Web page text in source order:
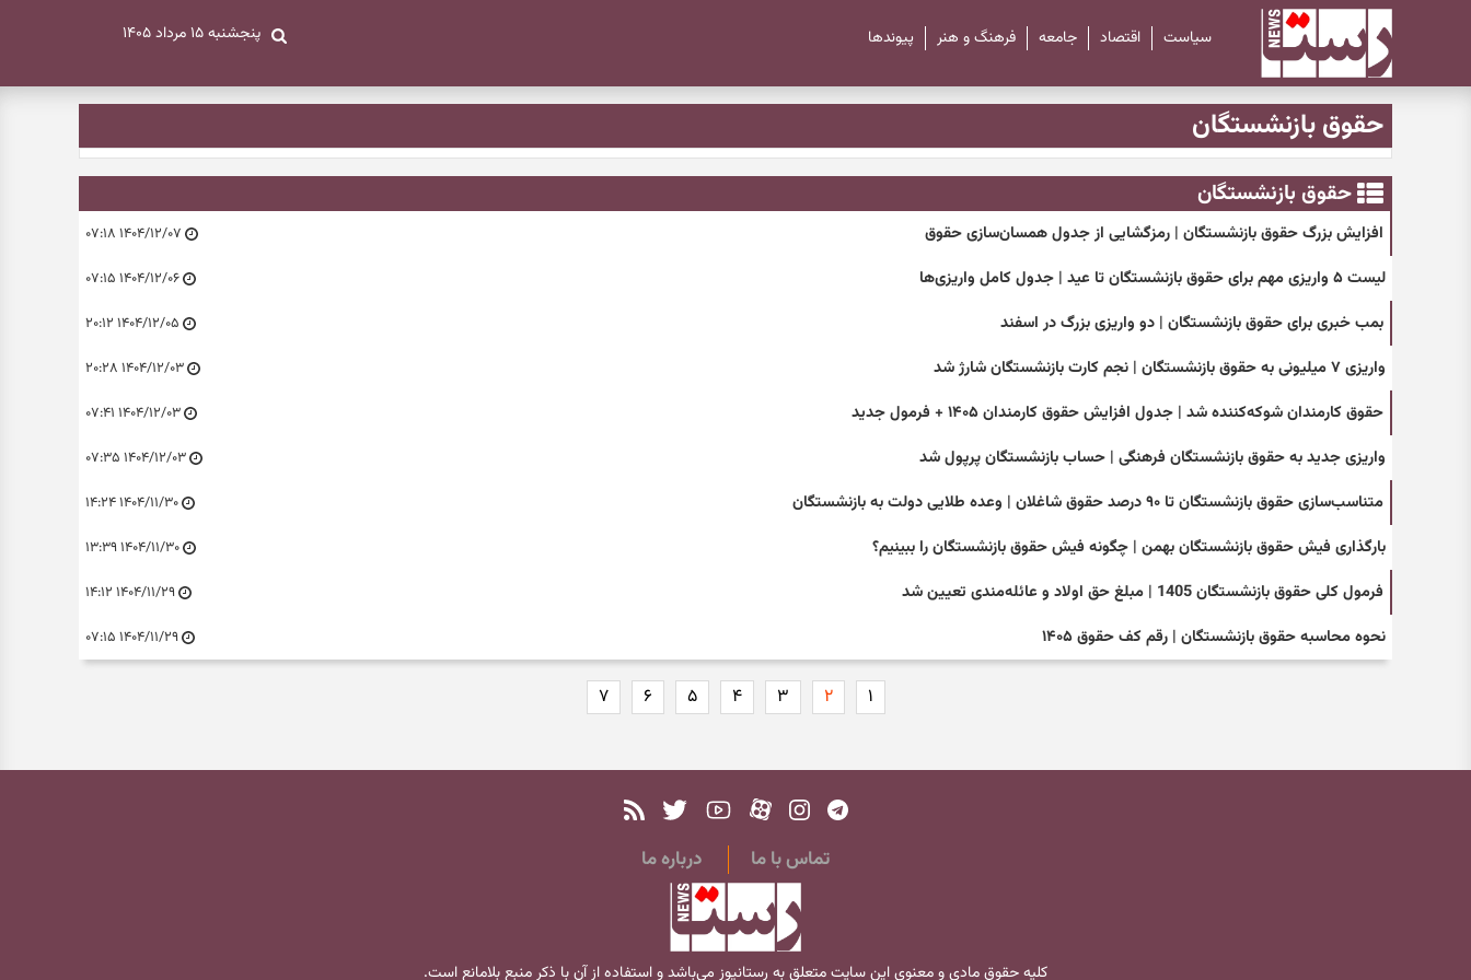
پنجشنبه ۱۵ مرداد ۱۴۰۵ سیاست اقتصاد جامعه فرهنگ و هنر پیوند‌ها
حقوق بازنشستگان
حقوق بازنشستگان
افزایش بزرگ حقوق بازنشستگان | رمزگشایی از جدول همسان‌سازی حقوق ۱۴۰۴/۱۲/۰۷ ۰۷:۱۸
لیست ۵ واریزی مهم برای حقوق بازنشستگان تا عید | جدول کامل واریزی‌ها ۱۴۰۴/۱۲/۰۶ ۰۷:۱۵
بمب خبری برای حقوق بازنشستگان | دو واریزی بزرگ در اسفند ۱۴۰۴/۱۲/۰۵ ۲۰:۱۲
واریزی ۷ میلیونی به حقوق بازنشستگان | نجم کارت بازنشستگان شارژ شد ۱۴۰۴/۱۲/۰۳ ۲۰:۲۸
حقوق کارمندان شوکه‌کننده شد | جدول افزایش حقوق کارمندان ۱۴۰۵ + فرمول جدید ۱۴۰۴/۱۲/۰۳ ۰۷:۴۱
واریزی جدید به حقوق بازنشستگان فرهنگی | حساب بازنشستگان پرپول شد ۱۴۰۴/۱۲/۰۳ ۰۷:۳۵
متناسب‌سازی حقوق بازنشستگان تا ۹۰ درصد حقوق شاغلان | وعده طلایی دولت به بازنشستگان ۱۴۰۴/۱۱/۳۰ ۱۴:۲۴
بارگذاری فیش حقوق بازنشستگان بهمن | چگونه فیش حقوق بازنشستگان را ببینیم؟ ۱۴۰۴/۱۱/۳۰ ۱۳:۳۹
فرمول کلی حقوق بازنشستگان 1405 | مبلغ حق اولاد و عائله‌مندی تعیین شد ۱۴۰۴/۱۱/۲۹ ۱۴:۱۲
نحوه محاسبه حقوق بازنشستگان | رقم کف حقوق ۱۴۰۵ ۱۴۰۴/۱۱/۲۹ ۰۷:۱۵
۱ ۲ ۳ ۴ ۵ ۶ ۷
تماس با ما درباره ما
کلیه حقوق مادی و معنوی این سایت متعلق به رستانیوز می‌باشد و استفاده از آن با ذکر منبع بلامانع است.